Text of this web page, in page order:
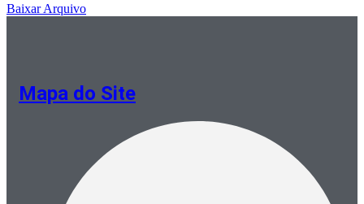
Baixar Arquivo
Mapa do Site